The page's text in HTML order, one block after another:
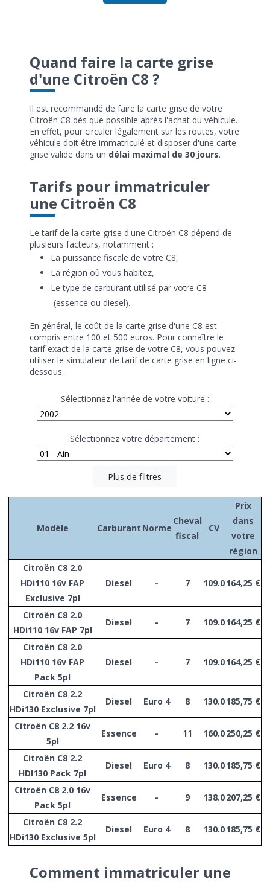
Quand faire la carte grise
d'une Citroën C8 ?
Il est recommandé de faire la carte grise de votre
Citroën C8 dès que possible après l'achat du véhicule.
En effet, pour circuler légalement sur les routes, votre
véhicule doit être immatriculé et disposer d'une carte
grise valide dans un délai maximal de 30 jours.
Tarifs pour immatriculer
une Citroën C8
Le tarif de la carte grise d'une Citroën C8 dépend de
plusieurs facteurs, notamment :
La puissance fiscale de votre C8,
La région où vous habitez,
Le type de carburant utilisé par votre C8
(essence ou diesel).
En général, le coût de la carte grise d'une C8 est
compris entre 100 et 500 euros. Pour connaître le
tarif exact de la carte grise de votre C8, vous pouvez
utiliser le simulateur de tarif de carte grise en ligne ci-
dessous.
Sélectionnez l'année de votre voiture :
Sélectionnez votre département :
Plus de filtres
Modèle Carburant Norme
Cheval
fiscal
CV
Prix
dans
votre
région
Citroën C8 2.0
HDi110 16v FAP
Exclusive 7pl
Diesel - 7 109.0164,25 €
Citroën C8 2.0
HDi110 16v FAP 7pl
Diesel - 7 109.0164,25 €
Citroën C8 2.0
HDi110 16v FAP
Pack 5pl
Diesel - 7 109.0164,25 €
Citroën C8 2.2
HDi130 Exclusive 7pl
Diesel Euro 4 8 130.0185,75 €
Citroën C8 2.2 16v
5pl
Essence - 11 160.0250,25 €
Citroën C8 2.2
HDI130 Pack 7pl
Diesel Euro 4 8 130.0185,75 €
Citroën C8 2.0 16v
Pack 5pl
Essence - 9 138.0207,25 €
Citroën C8 2.2
HDi130 Exclusive 5pl
Diesel Euro 4 8 130.0185,75 €
Comment immatriculer une